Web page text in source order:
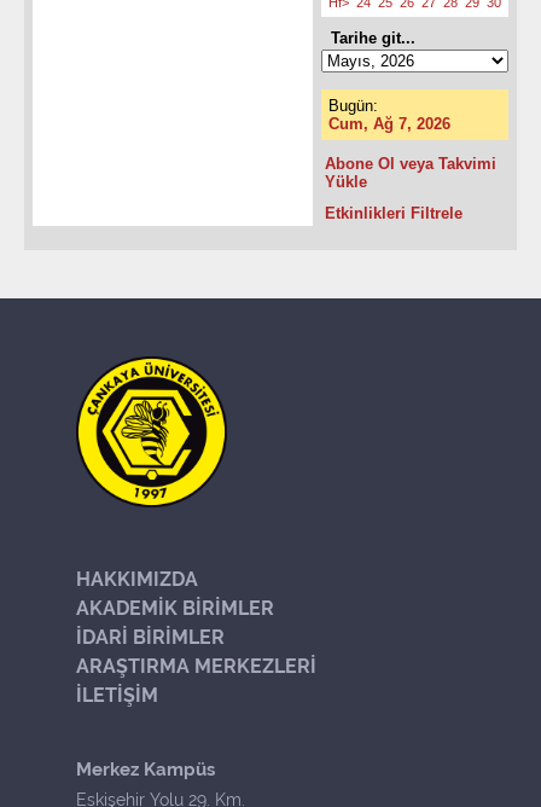
Tarihe git...
Bugün:
Cum, Ağ 7, 2026
Abone Ol veya Takvimi
Yükle
Etkinlikleri Filtrele
HAKKIMIZDA
AKADEMİK BİRİMLER
İDARİ BİRİMLER
ARAŞTIRMA MERKEZLERİ
İLETİŞİM
Merkez Kampüs
Eskişehir Yolu 29. Km.